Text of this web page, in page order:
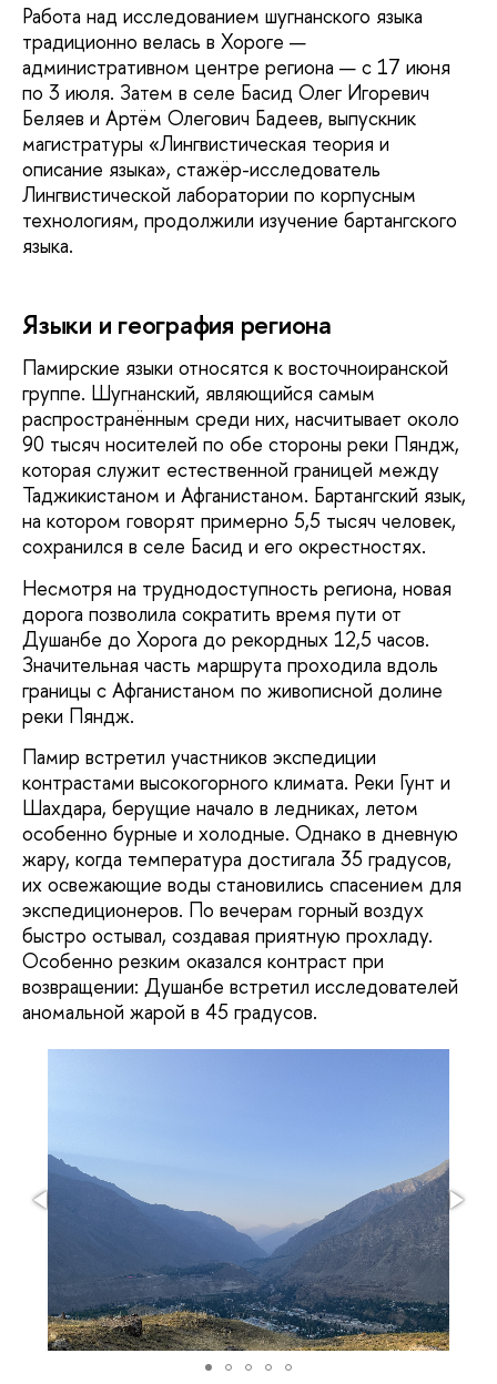
Работа над исследованием шугнанского языка
традиционно велась в Хороге —
административном центре региона — с 17 июня
по 3 июля. Затем в селе Басид Олег Игоревич
Беляев и Артём Олегович Бадеев, выпускник
магистратуры «Лингвистическая теория и
описание языка», стажёр-исследователь
Лингвистической лаборатории по корпусным
технологиям, продолжили изучение бартангского
языка.
Языки и география региона
Памирские языки относятся к восточноиранской
группе. Шугнанский, являющийся самым
распространённым среди них, насчитывает около
90 тысяч носителей по обе стороны реки Пяндж,
которая служит естественной границей между
Таджикистаном и Афганистаном. Бартангский язык,
на котором говорят примерно 5,5 тысяч человек,
сохранился в селе Басид и его окрестностях.
Несмотря на труднодоступность региона, новая
дорога позволила сократить время пути от
Душанбе до Хорога до рекордных 12,5 часов.
Значительная часть маршрута проходила вдоль
границы с Афганистаном по живописной долине
реки Пяндж.
Памир встретил участников экспедиции
контрастами высокогорного климата. Реки Гунт и
Шахдара, берущие начало в ледниках, летом
особенно бурные и холодные. Однако в дневную
жару, когда температура достигала 35 градусов,
их освежающие воды становились спасением для
экспедиционеров. По вечерам горный воздух
быстро остывал, создавая приятную прохладу.
Особенно резким оказался контраст при
возвращении: Душанбе встретил исследователей
аномальной жарой в 45 градусов.